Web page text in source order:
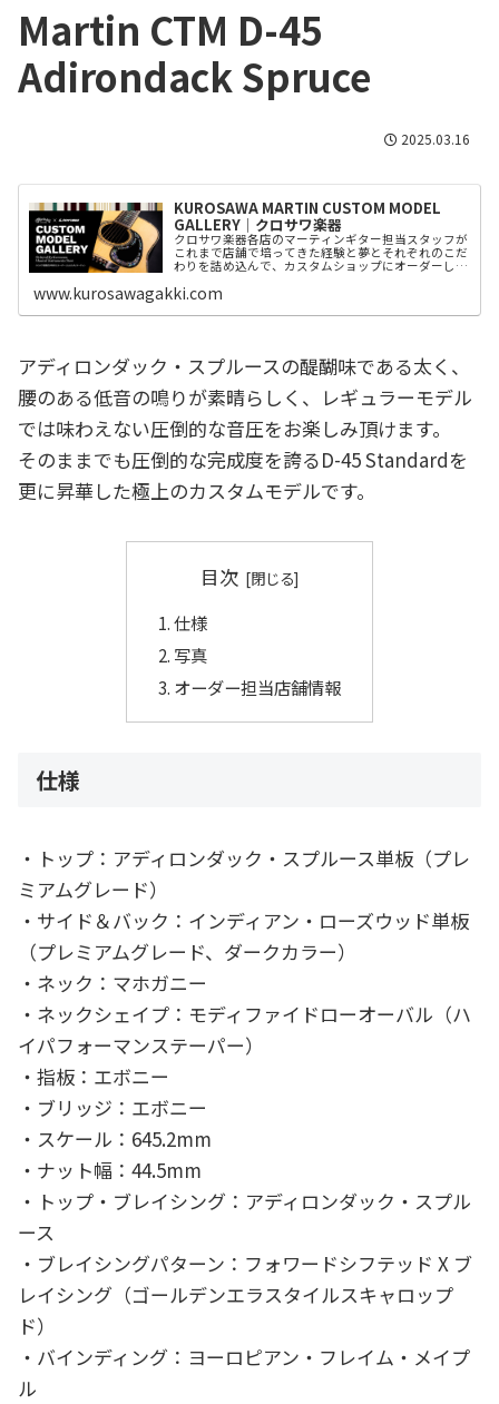
Martin CTM D-45
Adirondack Spruce
2025.03.16
KUROSAWA MARTIN CUSTOM MODEL
GALLERY│クロサワ楽器
クロサワ楽器各店のマーティンギター担当スタッフが
これまで店舗で培ってきた経験と夢とそれぞれのこだ
わりを詰め込んで、カスタムショップにオーダーした
www.kurosawagakki.com
アディロンダック・スプルースの醍醐味である太く、
腰のある低音の鳴りが素晴らしく、レギュラーモデル
では味わえない圧倒的な音圧をお楽しみ頂けます。
そのままでも圧倒的な完成度を誇るD-45 Standardを
更に昇華した極上のカスタムモデルです。
目次
仕様
写真
オーダー担当店舗情報
仕様
・トップ：アディロンダック・スプルース単板（プレ
ミアムグレード）
・サイド＆バック：インディアン・ローズウッド単板
（プレミアムグレード、ダークカラー）
・ネック：マホガニー
・ネックシェイプ：モディファイドローオーバル（ハ
イパフォーマンステーパー）
・指板：エボニー
・ブリッジ：エボニー
・スケール：645.2mm
・ナット幅：44.5mm
・トップ・ブレイシング：アディロンダック・スプル
ース
・ブレイシングパターン：フォワードシフテッド X ブ
レイシング（ゴールデンエラスタイルスキャロップ
ド）
・バインディング：ヨーロピアン・フレイム・メイプ
ル